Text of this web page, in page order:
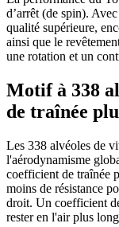
d’arrêt (de spin).
qualité supérieure,
ainsi que le
une rotation et un
Motif à 338
de traînée
Les 338 alvéoles de
l'aérodynamisme
coefficient de traînée
moins de résistance
droit. Un coefficient
rester en l'air plus